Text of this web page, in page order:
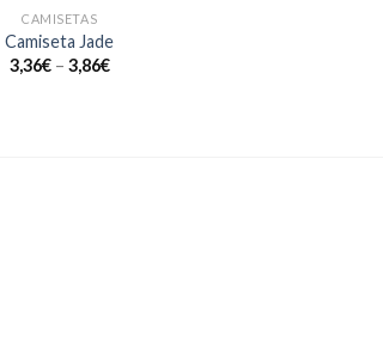
CAMISETAS
Camiseta Jade
3,36€– 3,86€